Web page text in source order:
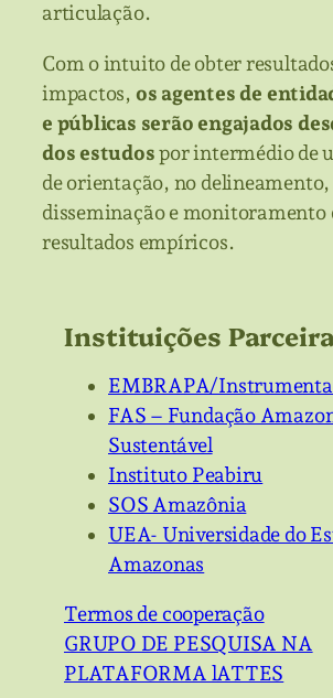
articulação.
Com o intuito de obter
impactos, os agentes de
e públicas serão engajados
dos estudospor intermédio de
de orientação, no
disseminação e monitoramento
resultados empíricos.
Instituições
EMBRAPA/
FAS – Fundação
Sustentável
Instituto Peabiru
SOS Amazônia
UEA- Universidade do
Amazonas
Termos de cooperação
GRUPO DE PESQUISA NA
PLATAFORMA lATTES